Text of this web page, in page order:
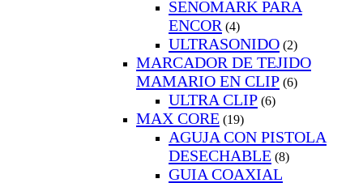
SENOMARK PARA
ENCOR (4)
ULTRASONIDO (2)
MARCADOR DE TEJIDO
MAMARIO EN CLIP (6)
ULTRA CLIP (6)
MAX CORE (19)
AGUJA CON PISTOLA
DESECHABLE (8)
GUIA COAXIAL